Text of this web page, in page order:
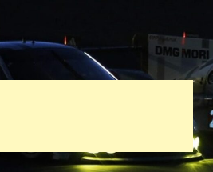
El Motor
punto Net
Información sobre novedades y pruebas
de Automóviles